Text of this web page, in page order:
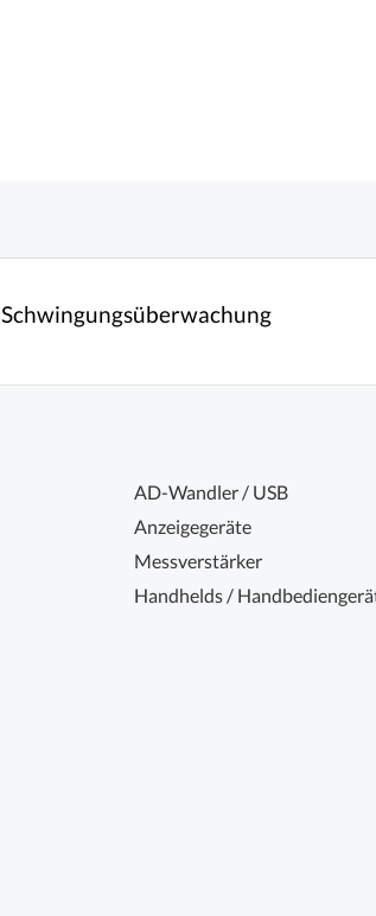
Schwingungsüberwachung
AD-Wandler / USB
Anzeigegeräte
Messverstärker
Handhelds /